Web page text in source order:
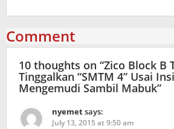
Comment
10 thoughts on “Zico Block B
Tinggalkan “SMTM 4” Usai
Mengemudi Sambil Mabuk”
nyemetsays:
July 13, 2015 at 9:50 am